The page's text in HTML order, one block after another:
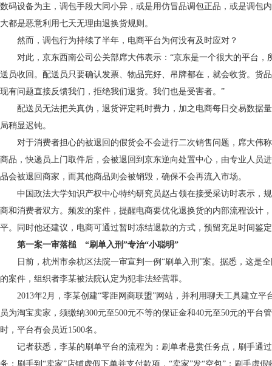
数码设备为主，调包手段大同小异，或是用仿冒品调包正品，或是调包
大都是恶意利用七天无理由退换货规则。
然而，调包行为持续了半年，电商平台为何没有及时应对？
对此，京东西南公司公关部席大伟表示：“京东是一个很大的平台，
送员收回。配送员只要确认发票、物品完好、吊牌都在，就会收货。货
现有问题直接反馈我们，拒绝我们退货。我们也是受害者。”
配送员无法把关真伪，退货评定耗时费力，加之电商每日交易数据
局稍显迟钝。
对于消费者担心的被退回的假货会不会进行二次销售问题，席大伟
商品，快递员上门取件后，会被退回到京东逆向处置中心，由专业人员
品会被退回商家，而其他商品则会被销毁，确保不会再流入市场。
中国政法大学知识产权中心特约研究员赵占领在接受采访时表示，
商和消费者双方。频发的案件，提醒电商要优化退换货的内部流程设计
平。同时他还建议，电商可通过暂时冻结退款的方式，预留充足时间鉴
第一案一审落槌 “刷单入刑”专治“小聪明”
日前，杭州市余杭区法院一审宣判一例“刷单入刑”案。据悉，这是全
的案件，组织者李某被法院认定为犯非法经营罪。
2013年2月，李某创建“零距网商联盟”网站，并利用聊天工具建立平
员为淘宝卖家，须缴纳300元至500元不等的保证金和40元至50元的平台
时，平台有会员近1500名。
记者获悉，李某的刷单平台的流程为：刷单者悬赏任务点，刷手通过
务；刷手到“卖家”店铺虚假下单并支付款项，“卖家”发“空包”；刷手虚